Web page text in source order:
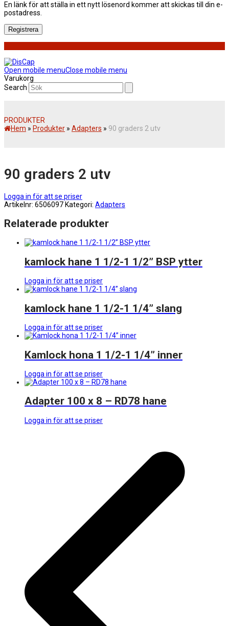
En länk för att ställa in ett nytt lösenord kommer att skickas till din e-
postadress.
Registrera
Open mobile menuClose mobile menu
Varukorg
Search
PRODUKTER
Hem » Produkter » Adapters » 90 graders 2 utv
90 graders 2 utv
Logga in för att se priser
Artikelnr: 6506097Kategori: Adapters
Relaterade produkter
kamlock hane 1 1/2-1 1/2” BSP ytter
Logga in för att se priser
kamlock hane 1 1/2-1 1/4” slang
Logga in för att se priser
Kamlock hona 1 1/2-1 1/4” inner
Logga in för att se priser
Adapter 100 x 8 – RD78 hane
Logga in för att se priser